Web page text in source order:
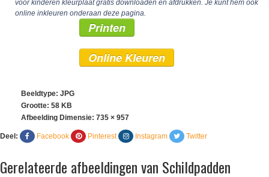
voor kinderen kleurplaat gratis downloaden en afdrukken. Je kunt hem ook
online inkleuren onderaan deze pagina.
Printen
Online Kleuren
Beeldtype: JPG
Grootte: 58 KB
Afbeelding Dimensie: 735 × 957
Deel: Facebook Pinterest Instagram Twitter
Gerelateerde afbeeldingen van Schildpadden